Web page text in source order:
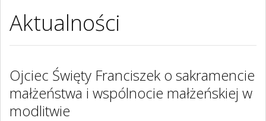
Aktualności
Ojciec Święty Franciszek o sakramencie
małżeństwa i wspólnocie małżeńskiej w
modlitwie